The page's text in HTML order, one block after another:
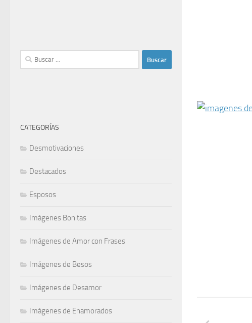
Buscar:
CATEGORÍAS
Desmotivaciones
Destacados
Esposos
Imágenes Bonitas
Imágenes de Amor con Frases
Imágenes de Besos
Imágenes de Desamor
Imágenes de Enamorados